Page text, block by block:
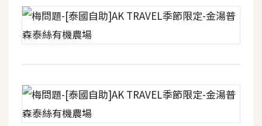
網
計
前